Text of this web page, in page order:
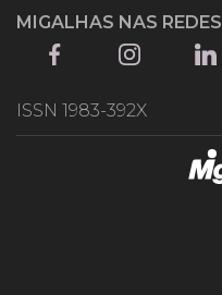
MIGALHAS NAS REDES
ISSN 1983-392X